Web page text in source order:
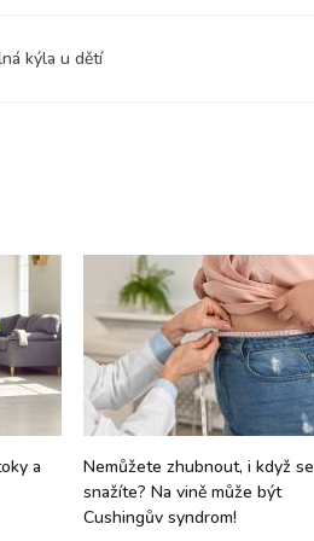
kýla u dětí
a
Nemůžete zhubnout, i když se
snažíte? Na vině může být
Cushingův syndrom!